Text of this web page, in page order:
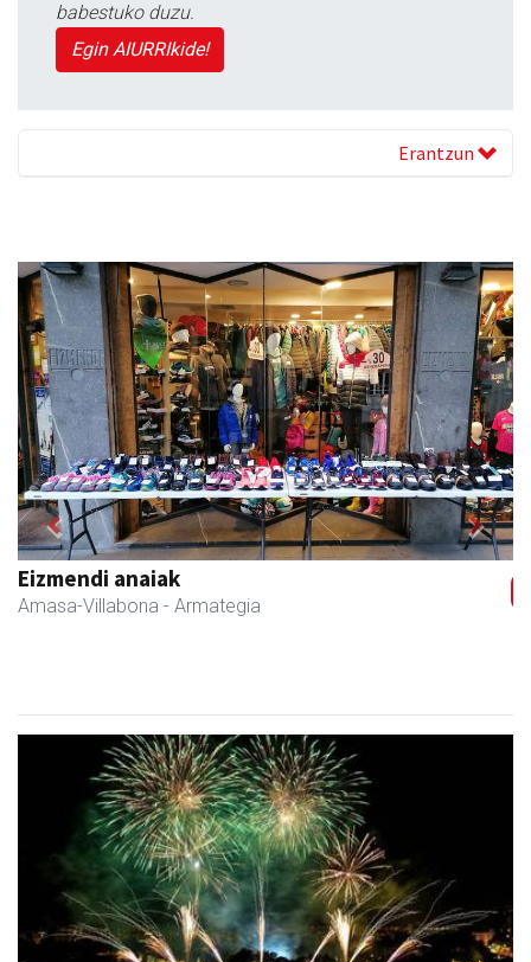
babestuko duzu.
Egin AIURRIkide!
Erantzun
Fleming Herri Eskola
Amasa-Villabona - Hezkuntza
Previous Next